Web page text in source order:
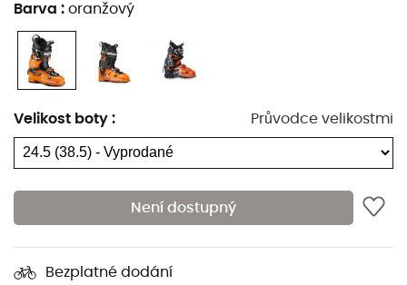
Barva : oranžový
Velikost boty : Průvodce velikostmi
Není dostupný
Bezplatné dodání
Flex index: 110
Hmotnost: 1,4 kg (jedna bota)
Přepínač Ski/Walk: Speedlock Plus
Ventilační mřížky OutDry®
Plášť Grimalid®